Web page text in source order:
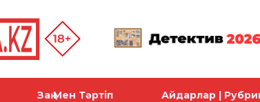
Заң Мен Тәртіп Айдарлар |